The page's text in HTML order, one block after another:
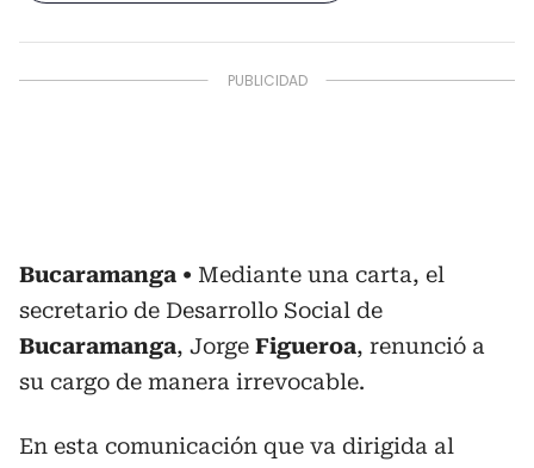
Bucaramanga
Mediante una carta, el
secretario de Desarrollo Social de
Bucaramanga, Jorge Figueroa, renunció a
su cargo de manera irrevocable.
En esta comunicación que va dirigida al